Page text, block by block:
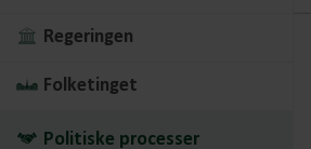
Regeringen
Folketinget
Politiske processer